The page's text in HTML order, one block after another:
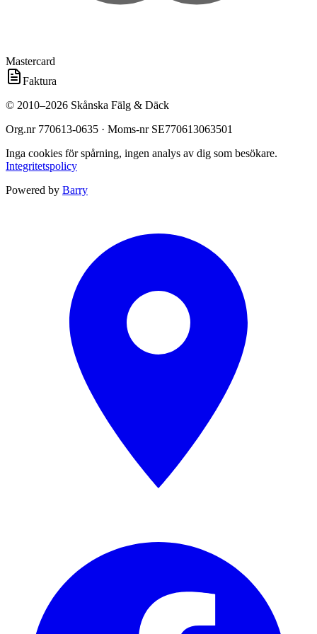
Mastercard
Faktura
© 2010–2026 Skånska Fälg & Däck
Org.nr 770613-0635 · Moms-nr SE770613063501
Inga cookies för spårning, ingen analys av dig som besökare.
Integritetspolicy
Powered by Barry